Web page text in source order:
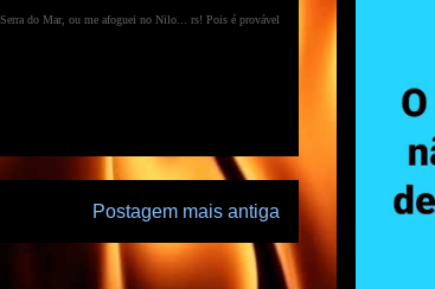
do Mar, ou me afoguei no Nilo... rs! Pois é provável
Postagem mais antiga